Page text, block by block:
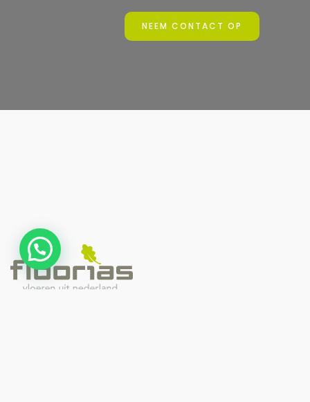
NEEM CONTACT OP